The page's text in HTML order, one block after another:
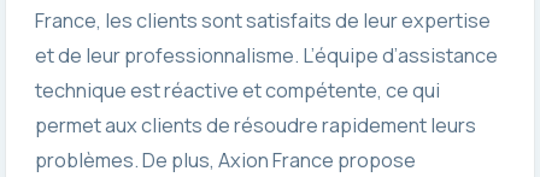
France, les clients sont satisfaits de leur expertise
et de leur professionnalisme. L’équipe d’assistance
technique est réactive et compétente, ce qui
permet aux clients de résoudre rapidement leurs
problèmes. De plus, Axion France propose